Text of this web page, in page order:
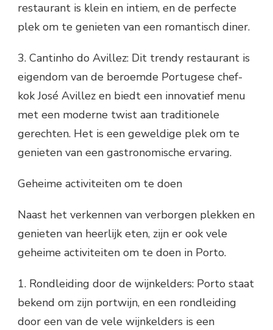
restaurant is klein en intiem, en de perfecte
plek om te genieten van een romantisch diner.
3. Cantinho do Avillez: Dit trendy restaurant is
eigendom van de beroemde Portugese chef-
kok José Avillez en biedt een innovatief menu
met een moderne twist aan traditionele
gerechten. Het is een geweldige plek om te
genieten van een gastronomische ervaring.
Geheime activiteiten om te doen
Naast het verkennen van verborgen plekken en
genieten van heerlijk eten, zijn er ook vele
geheime activiteiten om te doen in Porto.
1. Rondleiding door de wijnkelders: Porto staat
bekend om zijn portwijn, en een rondleiding
door een van de vele wijnkelders is een